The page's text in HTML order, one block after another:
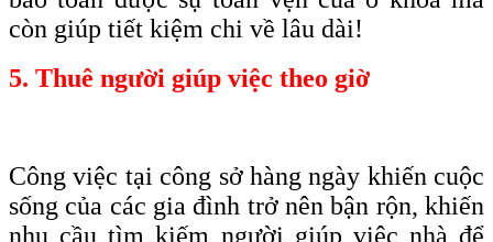
còn giúp tiết kiệm chi về lâu dài!
5. Thuê người giúp việc theo giờ
Công việc tại công sở hàng ngày khiến cuộc
sống của các gia đình trở nên bận rộn, khiến
nhu cầu tìm kiếm người giúp việc nhà để